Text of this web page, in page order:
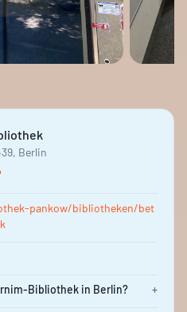
Berlin
pankow/bibliotheken/bet
Bibliothek in Berlin? +